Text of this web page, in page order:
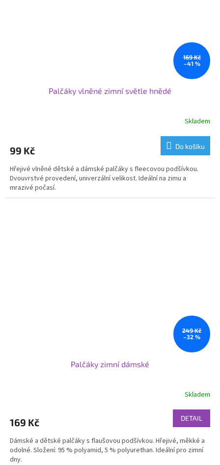
169 Kč
–41 %
Palčáky vlněné zimní světle hnědé
Skladem
99 Kč Do košíku
Hřejivé vlněné dětské a dámské palčáky s fleecovou podšívkou.
Dvouvrstvé provedení, univerzální velikost. Ideální na zimu a
mrazivé počasí.
249 Kč
–32 %
Palčáky zimní dámské
Skladem
169 Kč DETAIL
Dámské a dětské palčáky s flaušovou podšívkou. Hřejivé, měkké a
odolné. Složení: 95 % polyamid, 5 % polyurethan. Ideální pro zimní
dny.